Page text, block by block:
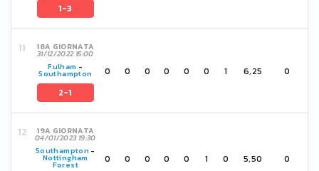
1-3
18A GIORNATA
31/12/2022 15:00
Fulham -
Southampton
2-1
0 0 0 0 0 0 1 6,25 0
19A GIORNATA
04/01/2023 19:30
Southampton-
Nottingham
Forest 0 0 0 0 0 1 0 5,50 0